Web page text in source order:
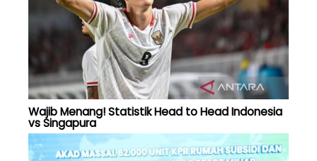
Wajib Menang! Statistik Head to Head Indonesia
vs Singapura